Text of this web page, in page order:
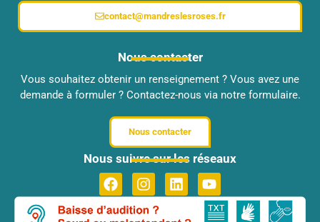
contact@mandreslesroses.fr
Nous contacter
Vous souhaitez obtenir un renseignement ? Vous avez une
demande à formuler ? Contactez-nous via notre formulaire.
Nous contacter
Nous suivre sur les réseaux